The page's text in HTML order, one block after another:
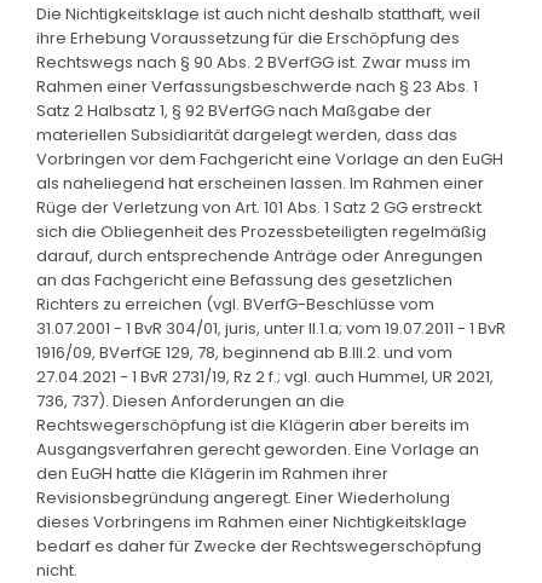
Die Nichtigkeitsklage ist auch nicht deshalb statthaft, weil
ihre Erhebung Voraussetzung für die Erschöpfung des
Rechtswegs nach § 90 Abs. 2 BVerfGG ist. Zwar muss im
Rahmen einer Verfassungsbeschwerde nach § 23 Abs. 1
Satz 2 Halbsatz 1, § 92 BVerfGG nach Maßgabe der
materiellen Subsidiarität dargelegt werden, dass das
Vorbringen vor dem Fachgericht eine Vorlage an den EuGH
als naheliegend hat erscheinen lassen. Im Rahmen einer
Rüge der Verletzung von Art. 101 Abs. 1 Satz 2 GG erstreckt
sich die Obliegenheit des Prozessbeteiligten regelmäßig
darauf, durch entsprechende Anträge oder Anregungen
an das Fachgericht eine Befassung des gesetzlichen
Richters zu erreichen (vgl. BVerfG-Beschlüsse vom
31.07.2001 - 1 BvR 304/01, juris, unter II.1.a; vom 19.07.2011 - 1 BvR
1916/09, BVerfGE 129, 78, beginnend ab B.III.2. und vom
27.04.2021 - 1 BvR 2731/19, Rz 2 f.; vgl. auch Hummel, UR 2021,
736, 737). Diesen Anforderungen an die
Rechtswegerschöpfung ist die Klägerin aber bereits im
Ausgangsverfahren gerecht geworden. Eine Vorlage an
den EuGH hatte die Klägerin im Rahmen ihrer
Revisionsbegründung angeregt. Einer Wiederholung
dieses Vorbringens im Rahmen einer Nichtigkeitsklage
bedarf es daher für Zwecke der Rechtswegerschöpfung
nicht.